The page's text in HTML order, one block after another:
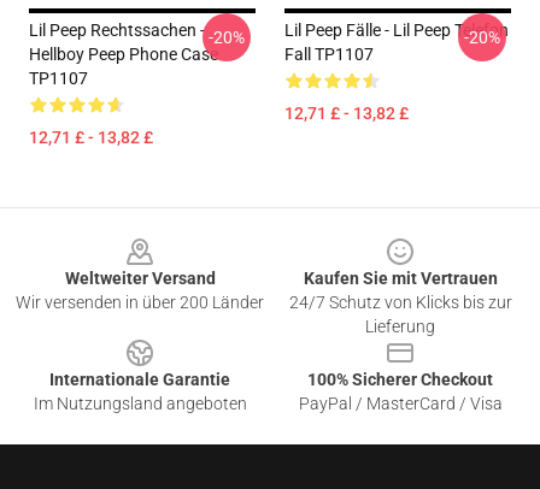
Lil Peep Rechtssachen -
Hellboy Peep Phone Case
TP1107
12,71 £ - 13,82 £
-20%
Lil Peep Fälle - Lil Peep Telefon
Fall TP1107
12,71 £ - 13,82 £
-20%
Weltweiter Versand
Wir versenden in über 200 Länder
Kaufen Sie mit Vertrauen
24/7 Schutz von Klicks bis zur
Lieferung
Internationale Garantie
Im Nutzungsland angeboten
100% Sicherer Checkout
PayPal / MasterCard / Visa